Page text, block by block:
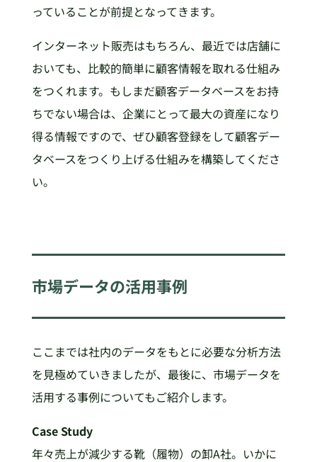
っていることが前提となってきます。
インターネット販売はもちろん、最近では店舗に
おいても、比較的簡単に顧客情報を取れる仕組み
をつくれます。もしまだ顧客データベースをお持
ちでない場合は、企業にとって最大の資産になり
得る情報ですので、ぜひ顧客登録をして顧客デー
タベースをつくり上げる仕組みを構築してくださ
い。
市場データの活用事例
ここまでは社内のデータをもとに必要な分析方法
を見極めていきましたが、最後に、市場データを
活用する事例についてもご紹介します。
Case Study
年々売上が減少する靴（履物）の卸A社。いかに